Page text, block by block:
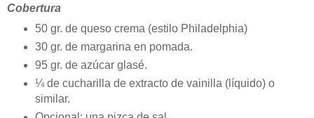
Cobertura
50 gr. de queso crema (estilo Philadelphia)
30 gr. de margarina en pomada.
95 gr. de azúcar glasé.
¼ de cucharilla de extracto de vainilla (líquido) o
similar.